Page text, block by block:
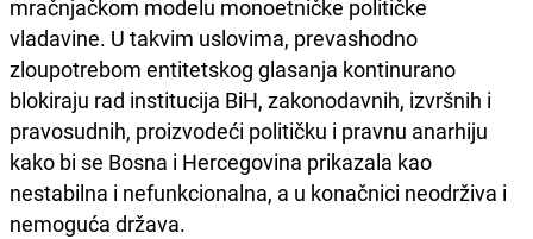
mračnjačkom modelu monoetničke političke
vladavine. U takvim uslovima, prevashodno
zloupotrebom entitetskog glasanja kontinurano
blokiraju rad institucija BiH, zakonodavnih, izvršnih i
pravosudnih, proizvodeći političku i pravnu anarhiju
kako bi se Bosna i Hercegovina prikazala kao
nestabilna i nefunkcionalna, a u konačnici neodrživa i
nemoguća država.